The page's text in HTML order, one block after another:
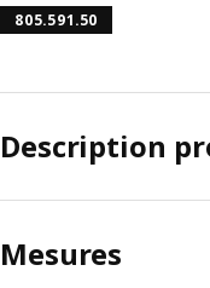
805.591.50
Description
Mesures